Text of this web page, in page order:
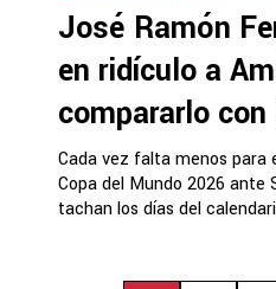
José Ramón
en ridículo a
compararlo con
Cada vez falta menos para
Copa del Mundo 2026 ante
tachan los días del